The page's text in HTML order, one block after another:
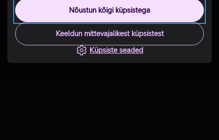
Nõustun kõigi küpsistega
Keeldun mittevajalikest küpsistest
Küpsiste seaded